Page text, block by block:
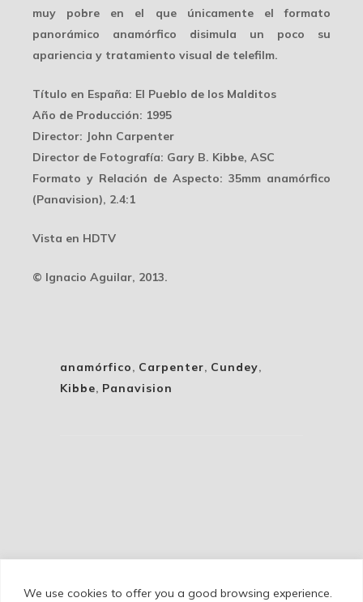
We use cookies to offer you a good browsing experience.
muy pobre en el que únicamente el formato
panorámico anamórfico disimula un poco su
apariencia y tratamiento visual de telefilm.
Título en España: El Pueblo de los Malditos
Año de Producción: 1995
Director: John Carpenter
Director de Fotografía: Gary B. Kibbe, ASC
Formato y Relación de Aspecto: 35mm anamórfico
(Panavision), 2.4:1
Vista en HDTV
© Ignacio Aguilar, 2013.
anamórfico, Carpenter, Cundey,
Kibbe, Panavision
Cookie Policy/Privacy Policy /Legal Warning